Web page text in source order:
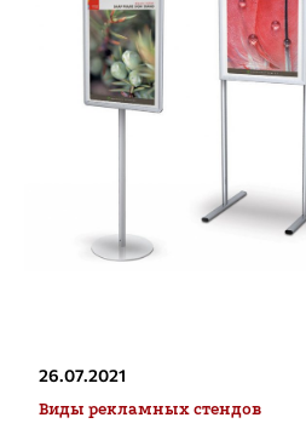
26.07.2021
Виды рекламных стендов